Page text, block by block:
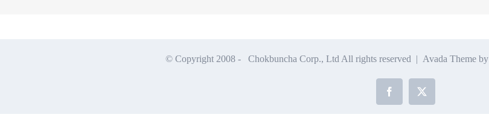
© Copyright 2008 - Chokbuncha Corp., Ltd All rights reserved | Avada Theme by
Facebook
X